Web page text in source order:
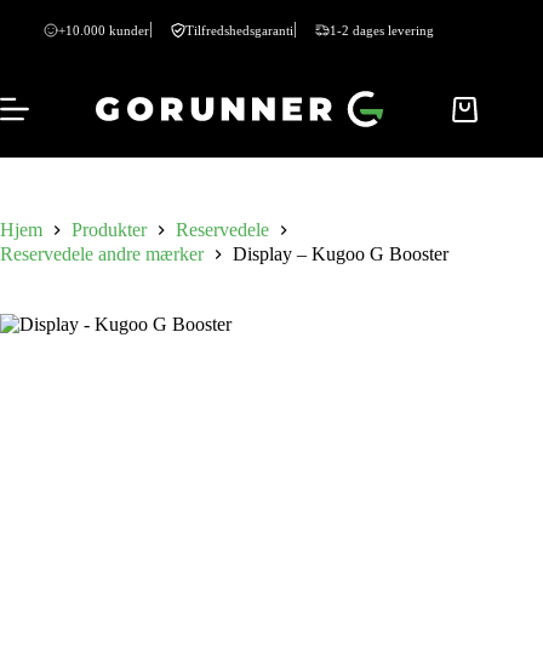
+10.000 kunder Tilfredshedsgaranti 1-2 dages levering
Hjem Produkter
Reservedele
Reservedele andre mærker
Display – Kugoo G Booster